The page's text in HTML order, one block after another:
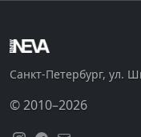
Санкт-Петербург, ул.
© 2010–2026